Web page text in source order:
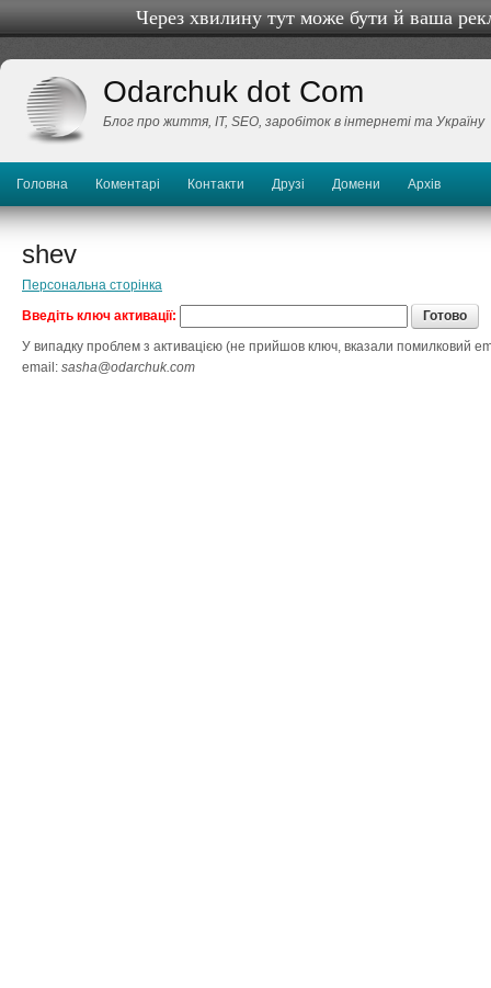
Через хвилину тут може бути й ваша
Odarchuk dot Com
Блог про життя, IТ, SEO, заробіток в інтернеті та Україну
Головна Коментарі Контакти Друзі Домени Архів
shev
Персональна сторінка
Введіть ключ активації:
У випадку проблем з активацією (не прийшов ключ, вказали помилковий
email: sasha@odarchuk.com